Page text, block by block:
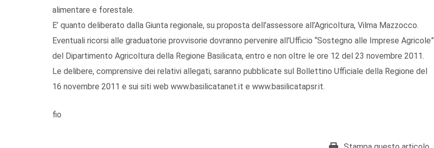
alimentare e forestale.
E’ quanto deliberato dalla Giunta regionale, su proposta dell’assessore all’Agricoltura, Vilma Mazzocco.
Eventuali ricorsi alle graduatorie provvisorie dovranno pervenire all’Ufficio “Sostegno alle Imprese Agricole”
del Dipartimento Agricoltura della Regione Basilicata, entro e non oltre le ore 12 del 23 novembre 2011.
Le delibere, comprensive dei relativi allegati, saranno pubblicate sul Bollettino Ufficiale della Regione del
16 novembre 2011 e sui siti web www.basilicatanet.it e www.basilicatapsr.it.
fio